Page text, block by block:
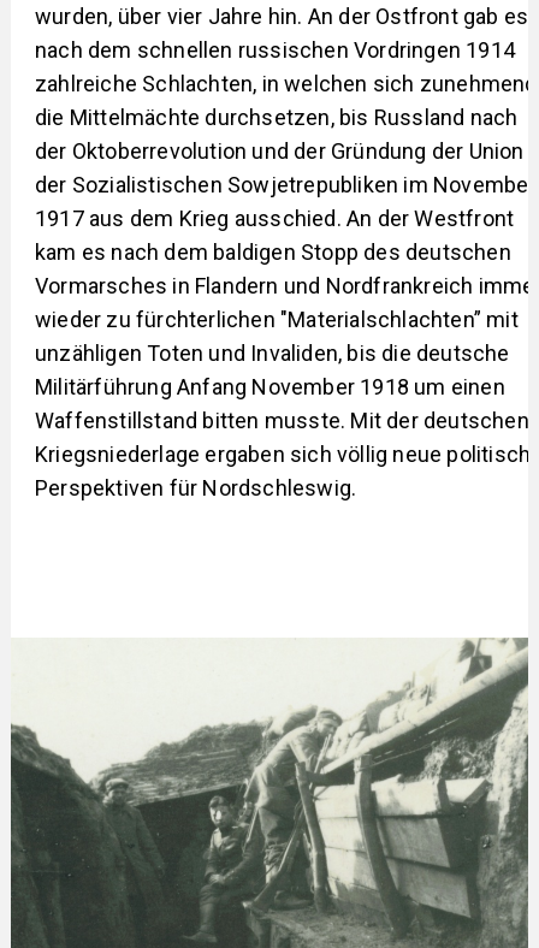
wurden, über vier Jahre hin. An der Ostfront gab es
nach dem schnellen russischen Vordringen 1914
zahlreiche Schlachten, in welchen sich zunehmend
die Mittelmächte durchsetzen, bis Russland nach
der Oktoberrevolution und der Gründung der Union
der Sozialistischen Sowjetrepubliken im November
1917 aus dem Krieg ausschied. An der Westfront
kam es nach dem baldigen Stopp des deutschen
Vormarsches in Flandern und Nordfrankreich
wieder zu fürchterlichen "Materialschlachten” mit
unzähligen Toten und Invaliden, bis die deutsche
Militärführung Anfang November 1918 um einen
Waffenstillstand bitten musste. Mit der deutschen
Kriegsniederlage ergaben sich völlig neue
Perspektiven für Nordschleswig.